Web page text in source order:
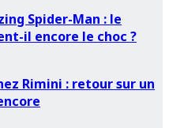
Spider-Man : le
il encore le choc ?
Rimini : retour sur un